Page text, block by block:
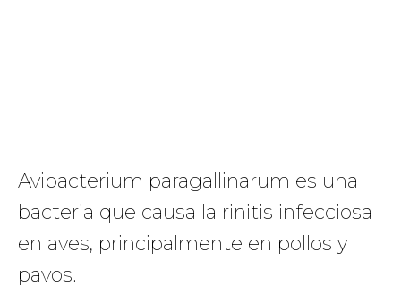
Avibacterium paragallinarum es una
bacteria que causa la rinitis infecciosa
en aves, principalmente en pollos y
pavos.